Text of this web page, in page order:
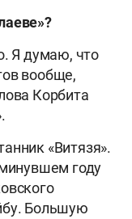
Я думаю, что
вообще,
Корбита
«Витязя».
году
Большую